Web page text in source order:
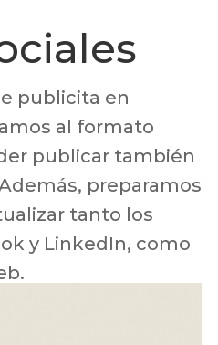
publicita en
al formato
publicar también
preparamos
tanto los
y LinkedIn, como